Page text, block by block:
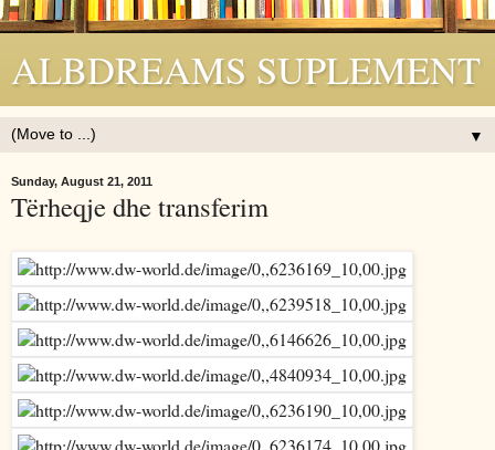
ALBDREAMS SUPLEMENT
▼
Sunday, August 21, 2011
Tërheqje dhe transferim